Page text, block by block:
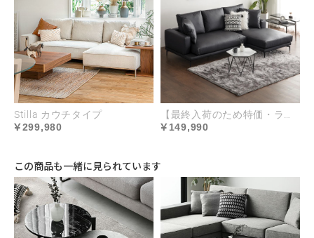
新色登場
ミストグレー＆アッシュグレー＆ブ
ラック
Stilla カウチタイプ
299,980
【最終入荷のため特価・ラスト2台】Cremona EPUレザータイプ｜オットマン別売
149,990
この商品も一緒に見られています